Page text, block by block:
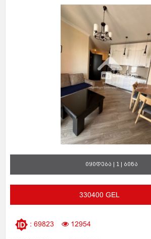
იყიდება | 1 | ბინა
330400 GEL
: 69823 12954